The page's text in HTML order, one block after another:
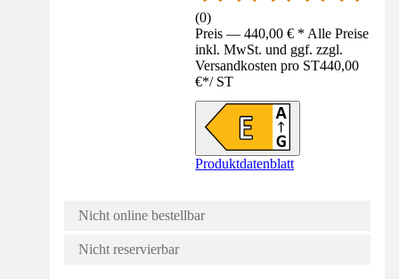
(0)
Preis — 440,00 € * Alle Preise
inkl. MwSt. und ggf. zzgl.
Versandkosten pro ST440,00
€*/ ST
Produktdatenblatt
Nicht online bestellbar
Nicht reservierbar